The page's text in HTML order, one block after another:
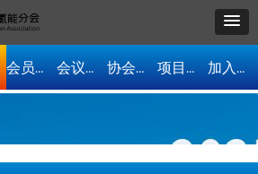
会员单位 会议活动 协会动态 项目合作 加入协会